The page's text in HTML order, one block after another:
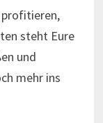
profitieren,
steht Eure
und
mehr ins